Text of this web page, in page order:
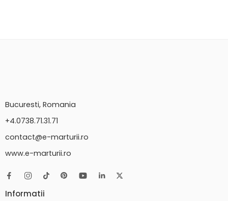
Bucuresti, Romania
+4.0738.71.31.71
contact@e-marturii.ro
www.e-marturii.ro
Informatii